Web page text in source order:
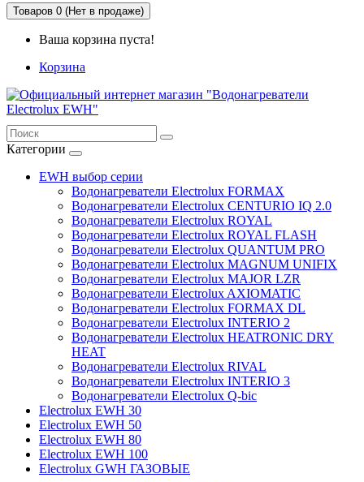
Товаров 0 (Нет в продаже)
Ваша корзина пуста!
Корзина
Категории
EWH выбор серии
Водонагреватели Electrolux FORMAX
Водонагреватели Electrolux CENTURIO IQ 2.0
Водонагреватели Electrolux ROYAL
Водонагреватели Electrolux ROYAL FLASH
Водонагреватели Electrolux QUANTUM PRO
Водонагреватели Electrolux MAGNUM UNIFIX
Водонагреватели Electrolux MAJOR LZR
Водонагреватели Electrolux AXIOMATIC
Водонагреватели Electrolux FORMAX DL
Водонагреватели Electrolux INTERIO 2
Водонагреватели Electrolux HEATRONIC DRY
HEAT
Водонагреватели Electrolux RIVAL
Водонагреватели Electrolux INTERIO 3
Водонагреватели Electrolux Q-bic
Electrolux EWH 30
Electrolux EWH 50
Electrolux EWH 80
Electrolux EWH 100
Electrolux GWH ГАЗОВЫЕ